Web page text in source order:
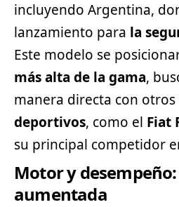
incluyendo Argentina,
lanzamiento para la
Este modelo se
más alta de la gama,
manera directa con otros
deportivos, como el Fiat
su principal competidor
Motor y
aumentada